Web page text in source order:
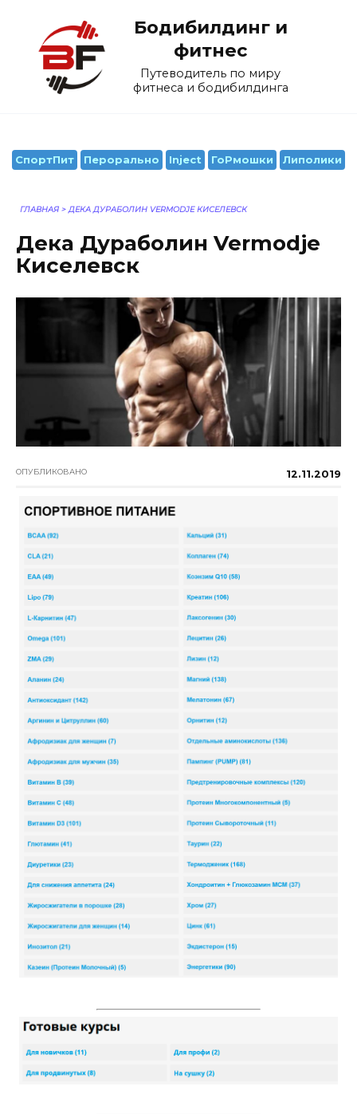
содержанию
Бодибилдинг и
фитнес
Путеводитель по миру
фитнеса и бодибилдинга
СпортПит Перорально Inject ГоРмошки Липолики
ГЛАВНАЯ > ДЕКА ДУРАБОЛИН VERMODJE КИСЕЛЕВСК
Дека Дураболин Vermodje
Киселевск
ОПУБЛИКОВАНО 12.11.2019